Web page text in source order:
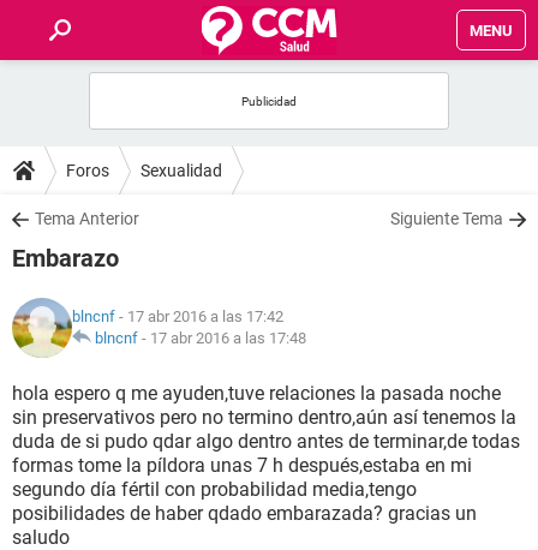
MENU
FOROS
SALUD
NUTRICIÓN
BIENESTAR
SEXUALIDAD
GLOSARIO
Foros Sexualidad
Tema Anterior Siguiente Tema
Embarazo
blncnf - 17 abr 2016 a las 17:42
blncnf - 17 abr 2016 a las 17:48
hola espero q me ayuden,tuve relaciones la pasada noche
sin preservativos pero no termino dentro,aún así tenemos la
duda de si pudo qdar algo dentro antes de terminar,de todas
formas tome la píldora unas 7 h después,estaba en mi
segundo día fértil con probabilidad media,tengo
posibilidades de haber qdado embarazada? gracias un
saludo